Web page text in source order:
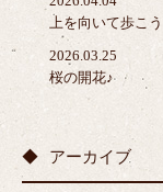
上を向いて歩こ
2026.03.25
桜の開花♪
アーカイブ